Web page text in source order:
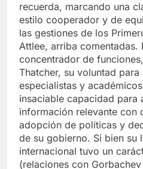
recuerda, marcando una
estilo cooperador y de
las gestiones de los
Attlee, arriba comentadas.
concentrador de
Thatcher, su voluntad
especialistas y
insaciable capacidad para
información relevante con
adopción de políticas y
de su gobierno. Si bien su
internacional tuvo un
(relaciones con